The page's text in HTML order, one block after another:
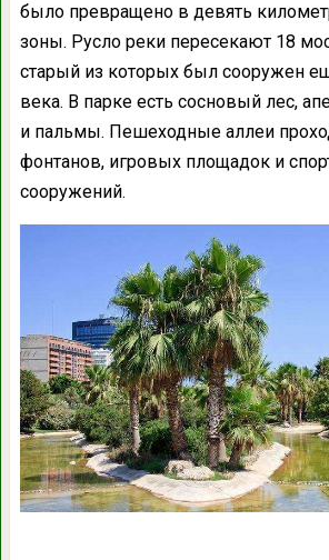
было превращено в девять
зоны. Русло реки пересекают 18
старый из которых был сооружен
века. В парке есть сосновый лес,
и пальмы. Пешеходные аллеи
фонтанов, игровых площадок и
сооружений.